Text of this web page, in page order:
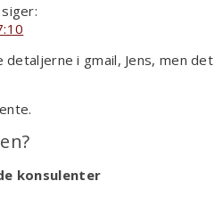
siger:
detaljerne i gmail, Jens, men det
konsulenter